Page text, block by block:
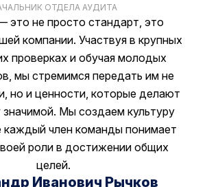
ОТДЕЛА АУДИТА
это не просто стандарт, это
компании. Участвуя в крупных
проверках и обучая молодых
мы стремимся передать им не
но и ценности, которые делают
Мы создаем культуру
каждый член команды понимает
роли в достижении общих
целей.
Иванович Рычков